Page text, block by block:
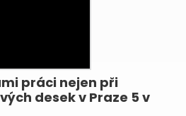
práci nejen při
desek v Praze 5 v